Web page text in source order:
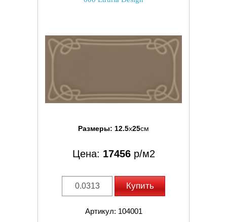
Размеры: 12.5x25см
Цена: 17456р/м2
Купить
Артикул: 104001